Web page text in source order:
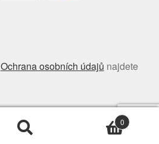
Ochrana osobních údajů najdete
0